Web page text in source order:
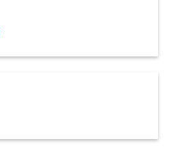
Sprawdź
Karłowicza
Czas
43'